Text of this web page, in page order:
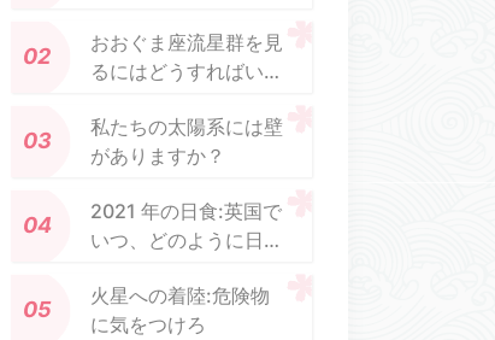
おおぐま座流星群を見
るにはどうすればいい
私たちの太陽系には壁
がありますか？
2021 年の日食:英国で
いつ、どのように日食
火星への着陸:危険物
に気をつけろ